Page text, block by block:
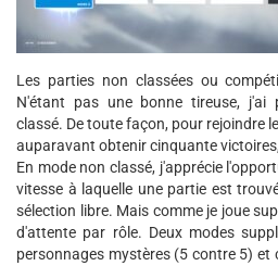
Les parties non classées ou
N'étant pas une bonne tireuse, j'ai
classé. De toute façon, pour rejoindre
auparavant obtenir cinquante
En mode non classé, j'apprécie
vitesse à laquelle une partie est
sélection libre. Mais comme je joue
d'attente par rôle. Deux modes
personnages mystères (5 contre 5)